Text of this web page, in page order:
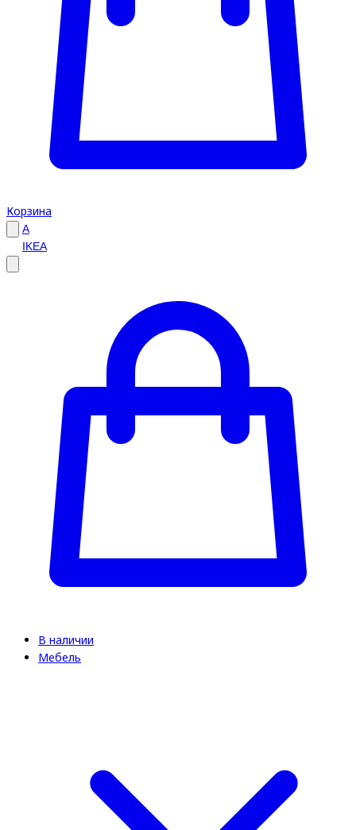
Корзина
A
IKEA
В наличии
Мебель